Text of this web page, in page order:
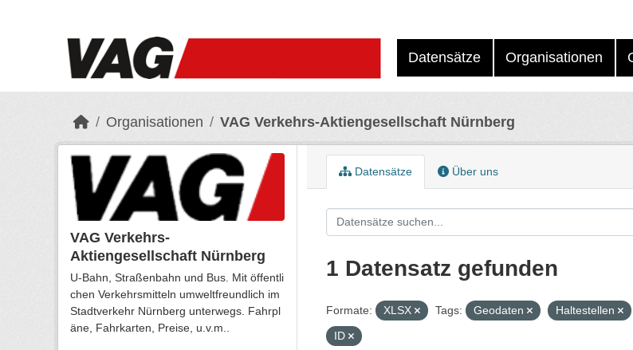
Datensätze Organisationen
Organisationen VAG Verkehrs-Aktiengesellschaft Nürnberg
VAG Verkehrs-
Aktiengesellschaft Nürnberg
U-Bahn, Straßenbahn und Bus. Mit öffentli
chen Verkehrsmitteln umweltfreundlich im
Stadtverkehr Nürnberg unterwegs. Fahrpl
äne, Fahrkarten, Preise, u.v.m..
Datensätze Über uns
1 Datensatz gefunden
Formate: XLSX Tags: Geodaten Haltestellen
ID